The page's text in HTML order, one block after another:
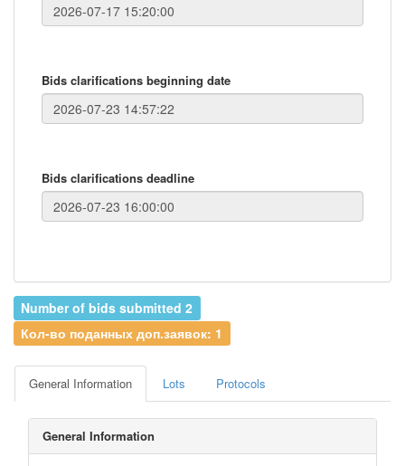
Bids clarifications beginning date
Bids clarifications deadline
Number of bids submitted 2
Кол-во поданных доп.заявок: 1
General Information Lots Protocols
General Information